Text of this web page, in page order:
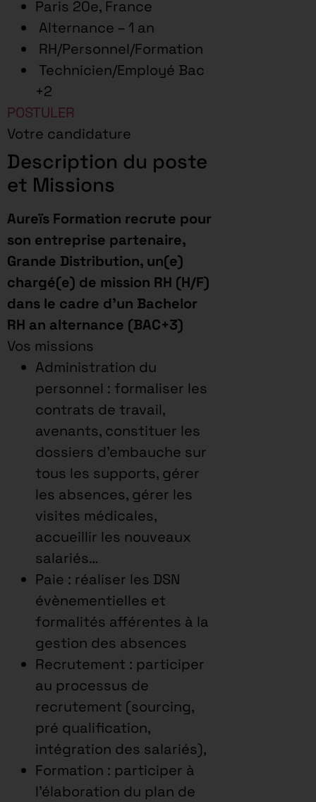
Paris 20e, France
Alternance – 1 an
RH/Personnel/Formation
Technicien/Employé Bac
+2
POSTULER
Votre candidature
Description du poste
et Missions
Aureïs Formation recrute pour
son entreprise partenaire,
Grande Distribution, un(e)
chargé(e) de mission RH (H/F)
dans le cadre d’un Bachelor
RH an alternance (BAC+3)
Vos missions
Administration du
personnel : formaliser les
contrats de travail,
avenants, constituer les
dossiers d’embauche sur
tous les supports, gérer
les absences, gérer les
visites médicales,
accueillir les nouveaux
salariés…
Paie : réaliser les DSN
évènementielles et
formalités afférentes à la
gestion des absences
Recrutement : participer
au processus de
recrutement (sourcing,
pré qualification,
intégration des salariés),
Formation : participer à
l’élaboration du plan de